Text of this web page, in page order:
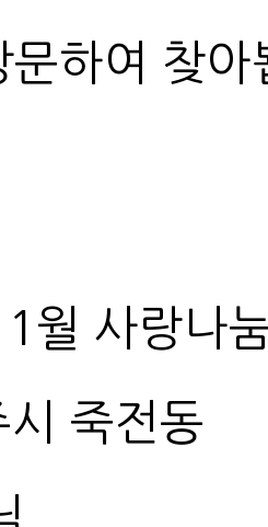
문하여 찾
월 사랑나
시 죽전동